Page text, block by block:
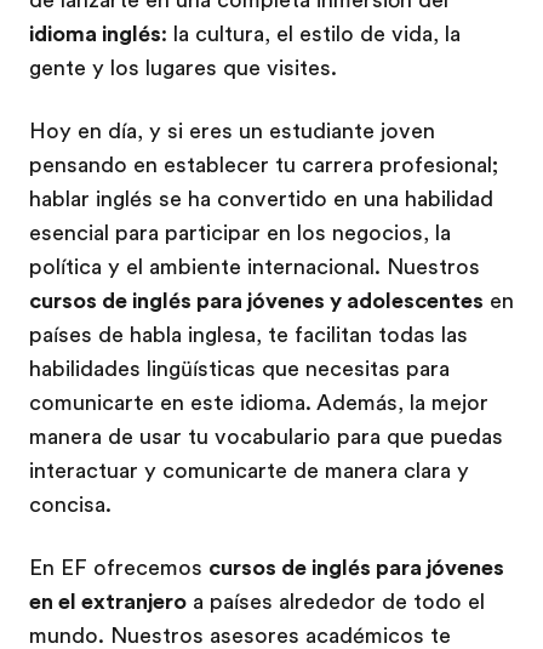
idioma inglés: la cultura, el estilo de vida, la
gente y los lugares que visites.
Hoy en día, y si eres un estudiante joven
pensando en establecer tu carrera profesional;
hablar inglés se ha convertido en una habilidad
esencial para participar en los negocios, la
política y el ambiente internacional. Nuestros
cursos de inglés para jóvenes y adolescentes en
países de habla inglesa, te facilitan todas las
habilidades lingüísticas que necesitas para
comunicarte en este idioma. Además, la mejor
manera de usar tu vocabulario para que puedas
interactuar y comunicarte de manera clara y
concisa.
En EF ofrecemos cursos de inglés para jóvenes
en el extranjero a países alrededor de todo el
mundo. Nuestros asesores académicos te